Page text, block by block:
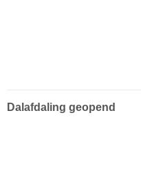
Dalafdaling geopend